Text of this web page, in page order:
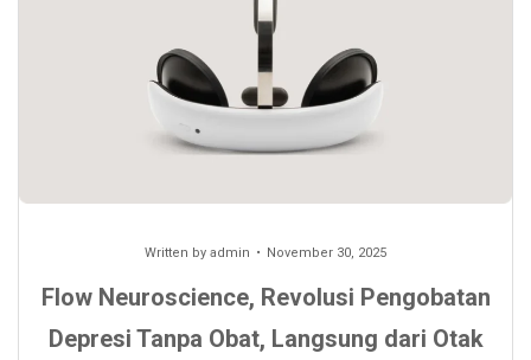
Written by admin November 30, 2025
Flow Neuroscience, Revolusi Pengobatan
Depresi Tanpa Obat, Langsung dari Otak